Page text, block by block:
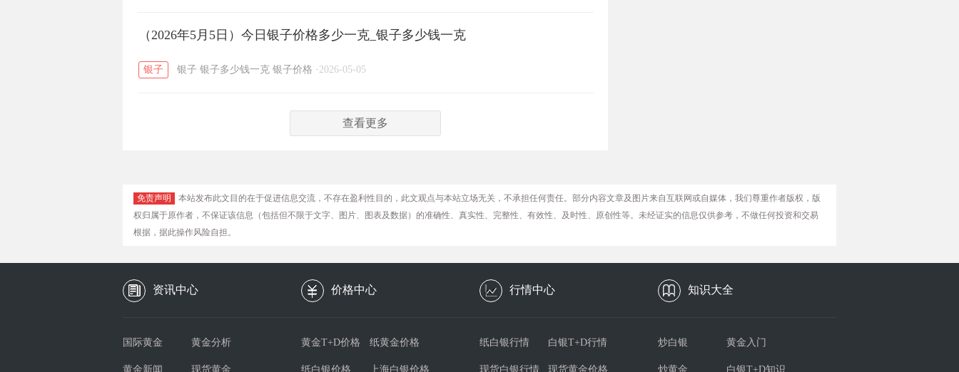
（2026年5月5日）今日银子价格多少一克_银子多少钱一克
银子 银子 银子多少钱一克 银子价格 · 2026-05-05
查看更多
免责声明
本站发布此文目的在于促进信息交流，不存在盈利性目的，此文观点与本站立场无关，不承担任何责任。部分内容文章及图片来自互联网或自媒体，我们尊重作者版权，版
权归属于原作者，不保证该信息（包括但不限于文字、图片、图表及数据）的准确性、真实性、完整性、有效性、及时性、原创性等。未经证实的信息仅供参考，不做任何投资和交易
根据，据此操作风险自担。
资讯中心 价格中心 行情中心 知识大全
国际黄金 黄金分析
黄金新闻 现货黄金
黄金T+D价格 纸黄金价格
纸白银价格 上海白银价格
纸白银行情 白银T+D行情
现货白银行情 现货黄金价格
炒白银 黄金入门
炒黄金 白银T+D知识